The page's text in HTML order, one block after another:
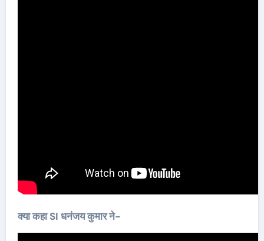
क्या कहा SI धनंजय कुमार ने-